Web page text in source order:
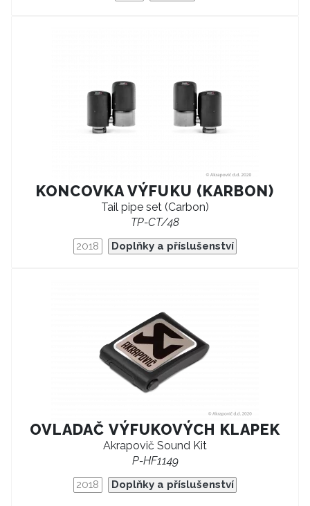
KONCOVKA VÝFUKU (KARBON)
Tail pipe set (Carbon)
TP-CT/48
2018 Doplňky a příslušenství
OVLADAČ VÝFUKOVÝCH KLAPEK
Akrapovič Sound Kit
P-HF1149
2018 Doplňky a příslušenství